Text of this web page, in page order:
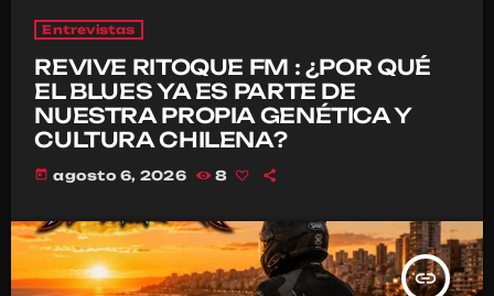
Entrevistas
REVIVE RITOQUE FM : ¿POR QUÉ
EL BLUES YA ES PARTE DE
NUESTRA PROPIA GENÉTICA Y
CULTURA CHILENA?
today agosto 6, 2026 8
insert_link